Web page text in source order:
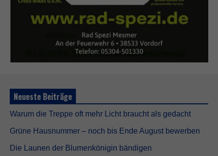
Neueste Beiträge
Warum die Treppe oft mehr Licht braucht als gedacht
Grüne Hausnummer – noch bis Ende August bewerben
Die Launen der Blumenkönigin bändigen